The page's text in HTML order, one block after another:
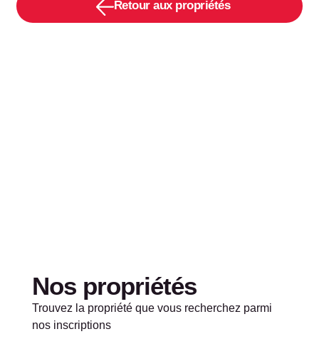
Retour aux propriétés
Nos propriétés
Trouvez la propriété que vous recherchez parmi
nos inscriptions